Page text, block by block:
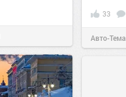
33
Авто-Тема